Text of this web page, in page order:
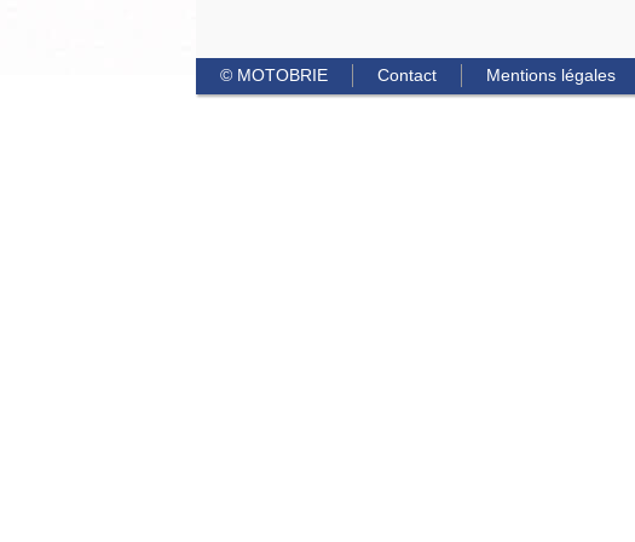
© MOTOBRIE Contact Mentions légales